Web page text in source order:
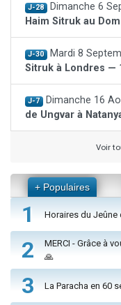
J-28 Dimanche 6
Haim Sitruk au
J-30 Mardi 8
Sitruk à Londres —
J-7 Dimanche 16
de Ungvar à
Voir
+ Populaires
1 Horaires du Jeûne
2
MERCI - Grâce à
🙏
3 La Paracha en 60